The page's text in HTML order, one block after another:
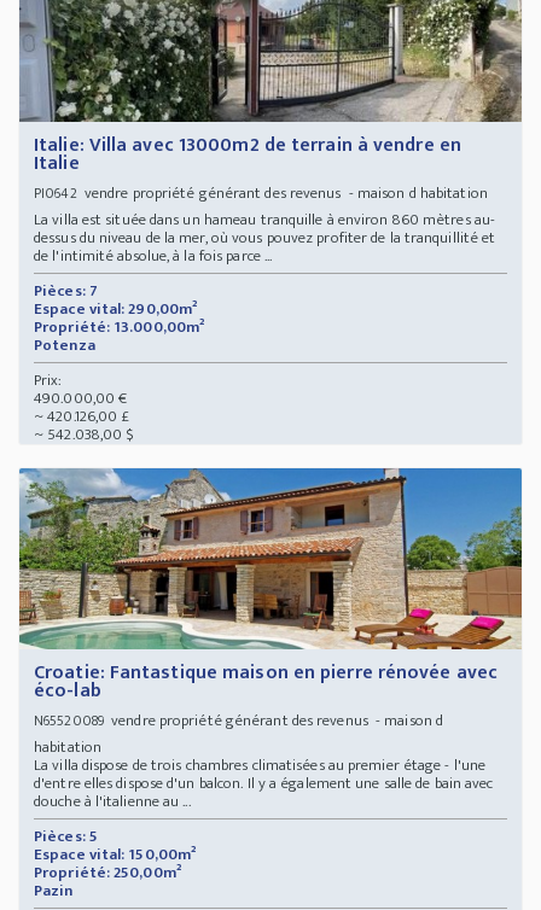
Italie: Villa avec 13000m2 de terrain à vendre en
Italie
PI0642vendre propriété générant des revenus - maison d habitation
La villa est située dans un hameau tranquille à environ 860 mètres au-
dessus du niveau de la mer, où vous pouvez profiter de la tranquillité et
de l'intimité absolue, à la fois parce ...
Pièces: 7
Espace vital: 290,00m²
Propriété: 13.000,00m²
Potenza
Prix:
490.000,00 €
~ 420.126,00 £
~ 542.038,00 $
Croatie: Fantastique maison en pierre rénovée avec
éco-lab
N65520089vendre propriété générant des revenus - maison d
habitation
La villa dispose de trois chambres climatisées au premier étage - l'une
d'entre elles dispose d'un balcon. Il y a également une salle de bain avec
douche à l'italienne au ...
Pièces: 5
Espace vital: 150,00m²
Propriété: 250,00m²
Pazin